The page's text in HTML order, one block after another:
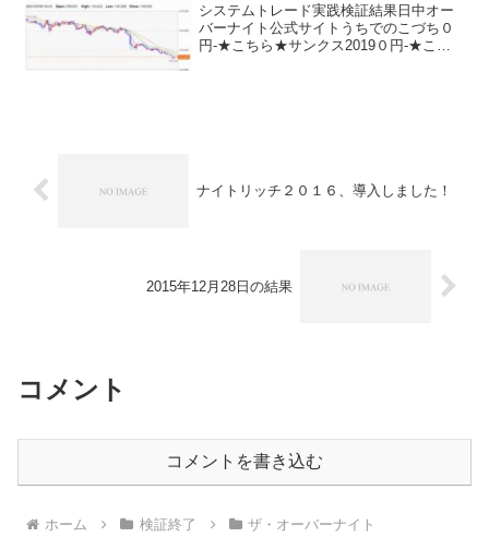
システムトレード実践検証結果日中オー
バーナイト公式サイトうちでのこづち０
円-★こちら★サンクス2019０円-★こち
ナイトリッチ２０１６、導入しました！
2015年12月28日の結果
コメント
コメントを書き込む
ホーム 検証終了 ザ・オーバーナイト